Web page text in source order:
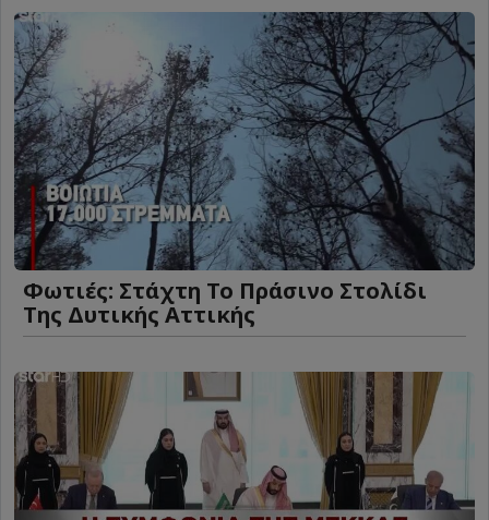
Φωτιές: Στάχτη Το Πράσινο Στολίδι
Της Δυτικής Αττικής